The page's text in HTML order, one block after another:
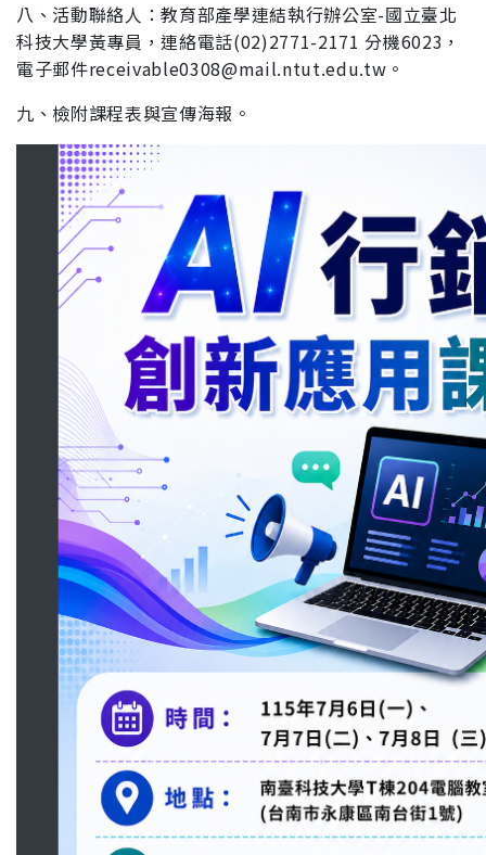
八、活動聯絡人：教育部產學連結執行辦公室-國立臺北
科技大學黃專員，連絡電話(02)2771-2171 分機6023，
電子郵件receivable0308@mail.ntut.edu.tw。
九、檢附課程表與宣傳海報。